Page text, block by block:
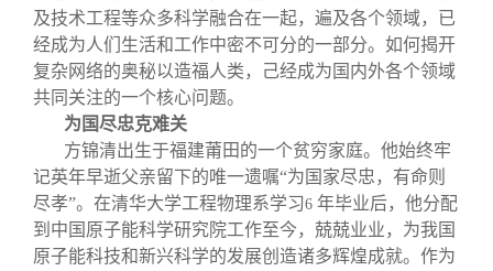
及技术工程等众多科学融合在一起，遍及各个领域，已
经成为人们生活和工作中密不可分的一部分。如何揭开
复杂网络的奥秘以造福人类，己经成为国内外各个领域
共同关注的一个核心问题。
为国尽忠克难关
方锦清出生于福建莆田的一个贫穷家庭。他始终牢
记英年早逝父亲留下的唯一遗嘱“为国家尽忠，有命则
尽孝”。在清华大学工程物理系学习6 年毕业后，他分配
到中国原子能科学研究院工作至今，兢兢业业，为我国
原子能科技和新兴科学的发展创造诸多辉煌成就。作为